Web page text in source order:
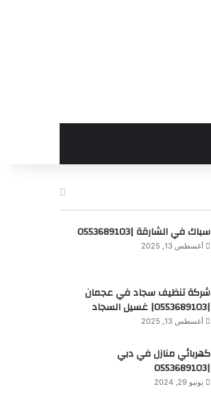
سباك في الشارقة |0553689103
أغسطس 13, 2025
شركة تنظيف سجاد في عجمان
|0553689103| غسيل السجاد
أغسطس 13, 2025
كهربائي منازل في دبي
|0553689103
يونيو 29, 2024